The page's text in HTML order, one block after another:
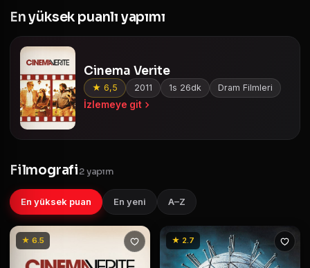
En yüksek puanlı yapımı
Cinema Verite
★ 6,5 2011 1s 26dk Dram Filmleri
İzlemeye git
Filmografi2 yapım
En yüksek puan En yeni A–Z
★ 6.5 ★ 2.7